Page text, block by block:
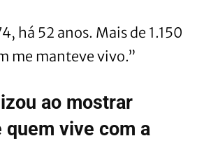
há 52 anos. Mais de 1.150
me manteve vivo.”
ao mostrar
quem vive com a